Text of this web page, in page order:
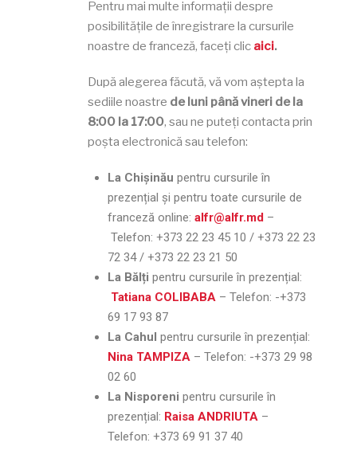
Pentru mai multe informații despre
posibilitățile de înregistrare la cursurile
noastre de franceză, faceți clic aici.
După alegerea făcută, vă vom aștepta la
sediile noastre de luni până vineri de la
8:00 la 17:00, sau ne puteți contacta prin
poșta electronică sau telefon:
La Chișinău pentru cursurile în
prezențial și pentru toate cursurile de
franceză online: alfr@alfr.md –
Telefon: +373 22 23 45 10 / +373 22 23
72 34 / +373 22 23 21 50
La Bălți pentru cursurile în prezențial:
Tatiana COLIBABA – Telefon: -+373
69 17 93 87
La Cahul pentru cursurile în prezențial:
Nina TAMPIZA – Telefon: -+373 29 98
02 60
La Nisporeni pentru cursurile în
prezențial: Raisa ANDRIUTA –
Telefon: +373 69 91 37 40